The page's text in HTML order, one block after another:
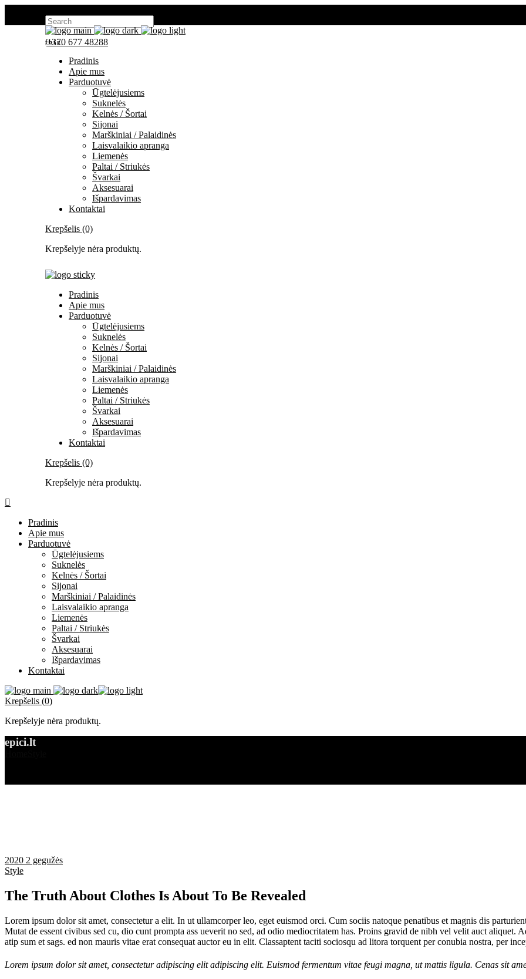
+370 677 48288
fbig
Pradinis
Apie mus
Parduotuvė
Ūgtelėjusiems
Suknelės
Kelnės / Šortai
Sijonai
Marškiniai / Palaidinės
Laisvalaikio apranga
Liemenės
Paltai / Striukės
Švarkai
Aksesuarai
Išpardavimas
Kontaktai
Krepšelis (0)
Krepšelyje nėra produktų.
Pradinis
Apie mus
Parduotuvė
Ūgtelėjusiems
Suknelės
Kelnės / Šortai
Sijonai
Marškiniai / Palaidinės
Laisvalaikio apranga
Liemenės
Paltai / Striukės
Švarkai
Aksesuarai
Išpardavimas
Kontaktai
Krepšelis (0)
Krepšelyje nėra produktų.
Pradinis
Apie mus
Parduotuvė
Ūgtelėjusiems
Suknelės
Kelnės / Šortai
Sijonai
Marškiniai / Palaidinės
Laisvalaikio apranga
Liemenės
Paltai / Striukės
Švarkai
Aksesuarai
Išpardavimas
Kontaktai
Krepšelis (0)
Krepšelyje nėra produktų.
epici.lt
2020 2 gegužės
Style
The Truth About Clothes Is About To Be Revealed
Lorem ipsum dolor sit amet, consectetur a elit. In ut ullamcorper leo, eget euismod orci. Cum sociis natoque penatibus et magnis dis
Mutat de essent civibus sed cu, dio cunt prompta ass ueverit no sed, ad odio mediocritatem has. Proins gravid de nibh vel velit auct aliquet.
atip sum et sags. ed non mauris vitae erat consequat auctor eu in elit. Classaptent taciti sociosqu ad litora torquent per conubia nostra, per
Lorem ipsum dolor sit amet, consectetur adipiscing elit adipiscing elit. Euismod fermentum vitae feugi magna, ut mattis ligula. Cenas sit